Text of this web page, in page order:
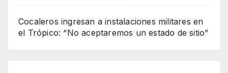
Cocaleros ingresan a instalaciones militares en
el Trópico: “No aceptaremos un estado de sitio”